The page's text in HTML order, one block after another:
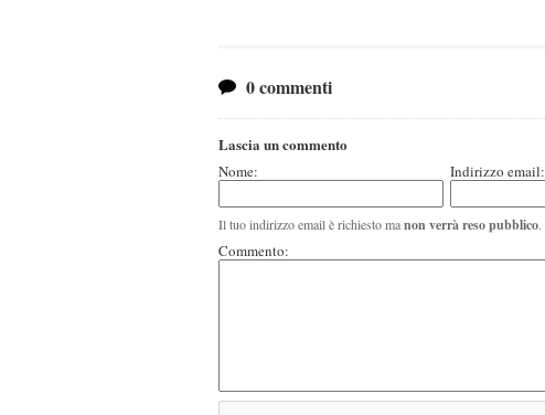
0 commenti
Lascia un commento
Nome: Indirizzo email:
Il tuo indirizzo email è richiesto manon verrà reso pubblico.
Commento: